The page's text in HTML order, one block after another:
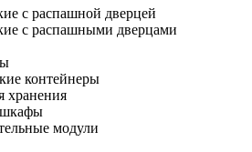
с распашной дверцей
с распашными дверцами
контейнеры
хранения
модули